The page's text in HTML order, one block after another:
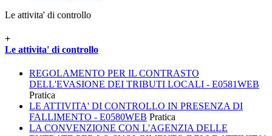
Le attivita' di controllo
+
Le attivita' di controllo
REGOLAMENTO PER IL CONTRASTO
DELL'EVASIONE DEI TRIBUTI LOCALI - E0581WEB
Pratica
LE ATTIVITA' DI CONTROLLO IN PRESENZA DI
FALLIMENTO - E0580WEB Pratica
LA CONVENZIONE CON L'AGENZIA DELLE